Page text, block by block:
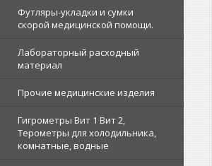
Футляры-укладки и сумки
скорой медицинской помощи.
Лабораторный расходный
материал
Прочие медицинские изделия
Гигрометры Вит 1 Вит 2,
Терометры для холодильника,
комнатные, водные